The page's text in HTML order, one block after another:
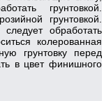
грунтовкой.
грунтовкой.
обработать
колерованная
грунтовку перед
в цвет финишного